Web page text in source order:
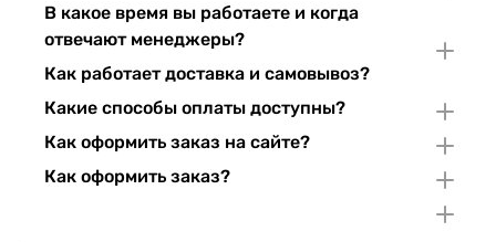
В какое время вы работаете и когда
отвечают менеджеры?
Как работает доставка и самовывоз?
Какие способы оплаты доступны?
Как оформить заказ на сайте?
Как оформить заказ?